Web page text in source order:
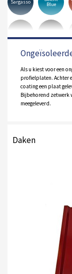
Sargasso Blue
Als u kiest voor een
profielplaten. Achter
coating een plaat
Bijbehorend zetwerk
meegeleverd.
Daken